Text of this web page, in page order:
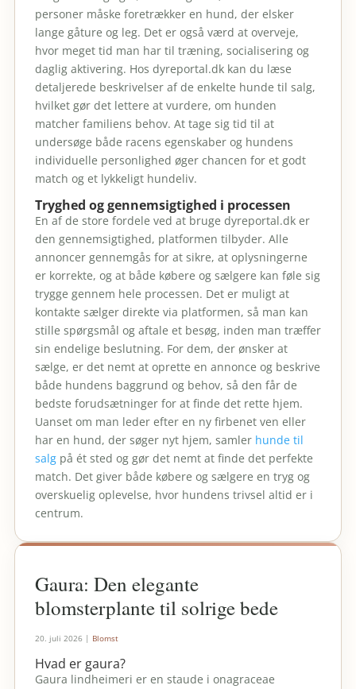
personer måske foretrækker en hund, der elsker
lange gåture og leg. Det er også værd at overveje,
hvor meget tid man har til træning, socialisering og
daglig aktivering. Hos dyreportal.dk kan du læse
detaljerede beskrivelser af de enkelte hunde til salg,
hvilket gør det lettere at vurdere, om hunden
matcher familiens behov. At tage sig tid til at
undersøge både racens egenskaber og hundens
individuelle personlighed øger chancen for et godt
match og et lykkeligt hundeliv.
Tryghed og gennemsigtighed i processen
En af de store fordele ved at bruge dyreportal.dk er
den gennemsigtighed, platformen tilbyder. Alle
annoncer gennemgås for at sikre, at oplysningerne
er korrekte, og at både købere og sælgere kan føle sig
trygge gennem hele processen. Det er muligt at
kontakte sælger direkte via platformen, så man kan
stille spørgsmål og aftale et besøg, inden man træffer
sin endelige beslutning. For dem, der ønsker at
sælge, er det nemt at oprette en annonce og beskrive
både hundens baggrund og behov, så den får de
bedste forudsætninger for at finde det rette hjem.
Uanset om man leder efter en ny firbenet ven eller
har en hund, der søger nyt hjem, samler hunde til
salgpå ét sted og gør det nemt at finde det perfekte
match. Det giver både købere og sælgere en tryg og
overskuelig oplevelse, hvor hundens trivsel altid er i
centrum.
Gaura: Den elegante
blomsterplante til solrige bede
20. juli 2026 | Blomst
Hvad er gaura?
Gaura lindheimeri er en staude i onagraceae